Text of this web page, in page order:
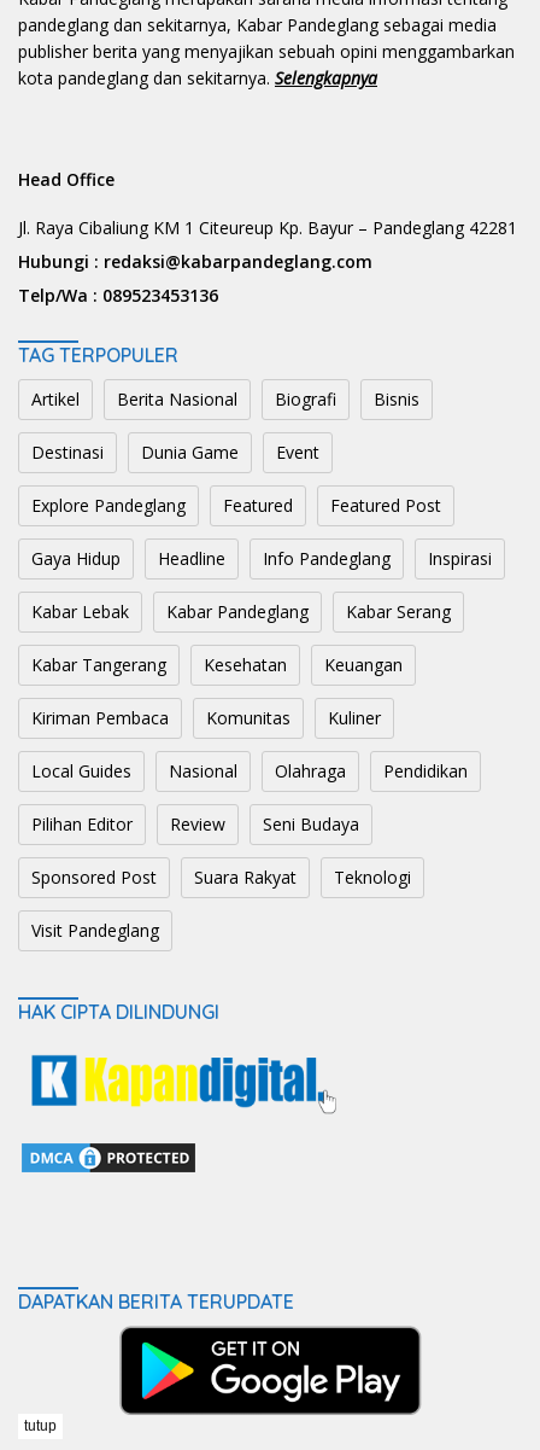
pandeglang dan sekitarnya, Kabar Pandeglang sebagai media
publisher berita yang menyajikan sebuah opini menggambarkan
kota pandeglang dan sekitarnya. Selengkapnya
Head Office
Jl. Raya Cibaliung KM 1 Citeureup Kp. Bayur – Pandeglang 42281
Hubungi : redaksi@kabarpandeglang.com
Telp/Wa : 089523453136
TAG TERPOPULER
Artikel Berita Nasional Biografi Bisnis
Destinasi Dunia Game Event
Explore Pandeglang Featured Featured Post
Gaya Hidup Headline Info Pandeglang Inspirasi
Kabar Lebak Kabar Pandeglang Kabar Serang
Kabar Tangerang Kesehatan Keuangan
Kiriman Pembaca Komunitas Kuliner
Local Guides Nasional Olahraga Pendidikan
Pilihan Editor Review Seni Budaya
Sponsored Post Suara Rakyat Teknologi
Visit Pandeglang
HAK CIPTA DILINDUNGI
DAPATKAN BERITA TERUPDATE
tutup